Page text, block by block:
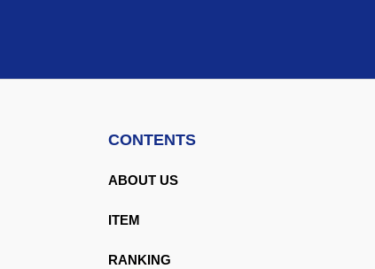
CONTENTS
ABOUT US
ITEM
RANKING